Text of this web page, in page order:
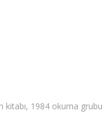
kitabı, 1984 okuma grubu